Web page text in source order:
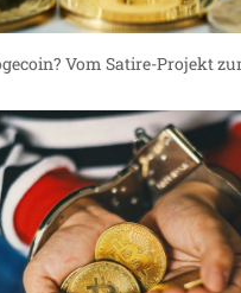
Vom Satire-Projekt